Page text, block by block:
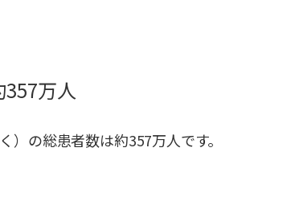
万人
）の総患者数は約357万人です。